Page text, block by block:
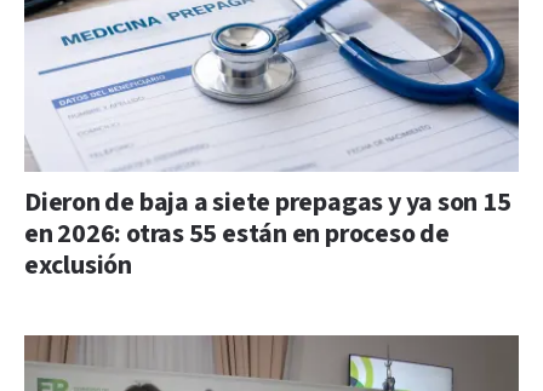
Dieron de baja a siete prepagas y ya son 15
en 2026: otras 55 están en proceso de
exclusión